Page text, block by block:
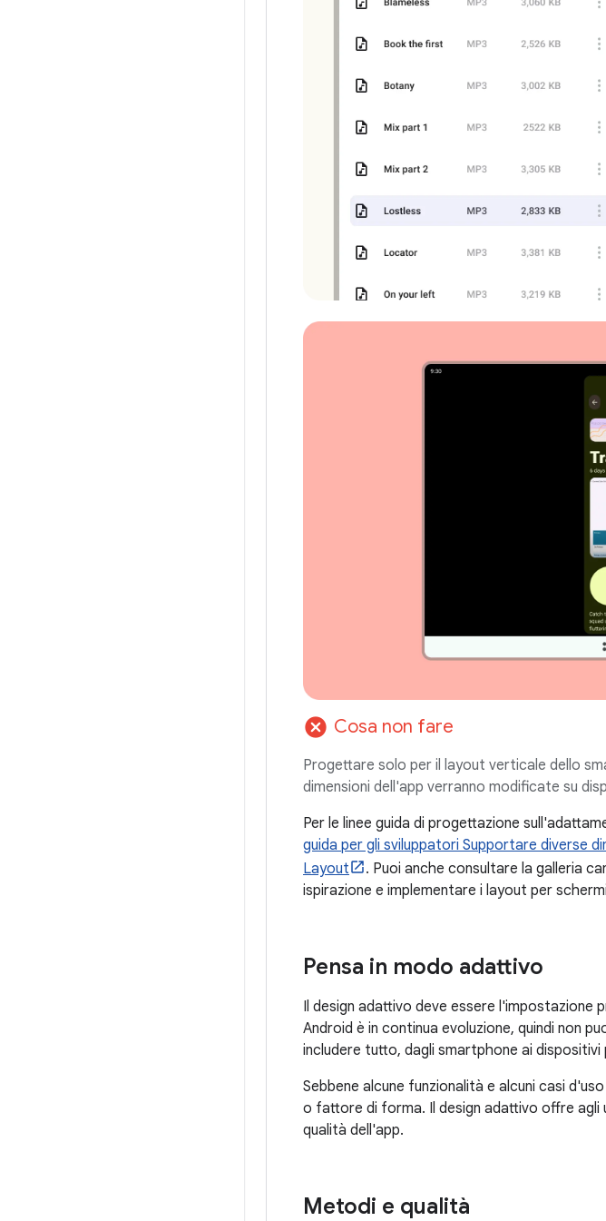
cancel Cosa non fare
Progettare solo per il layout verticale dello
dimensioni dell'app verranno modificate su
Per le linee guida di progettazione
guida per gli sviluppatori Supportare diverse
Layout
. Puoi anche consultare la galleria
ispirazione e implementare i layout per
Pensa in modo adattivo
Il design adattivo deve essere l'impostazione
Android è in continua evoluzione, quindi non
includere tutto, dagli smartphone ai
Sebbene alcune funzionalità e alcuni casi
o fattore di forma. Il design adattivo offre agli
qualità dell'app.
Metodi e qualità